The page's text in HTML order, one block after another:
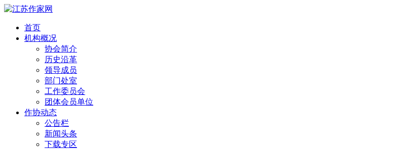
首页
机构概况
协会简介
历史沿革
领导成员
部门处室
工作委员会
团体会员单位
作协动态
公告栏
新闻头条
下载专区